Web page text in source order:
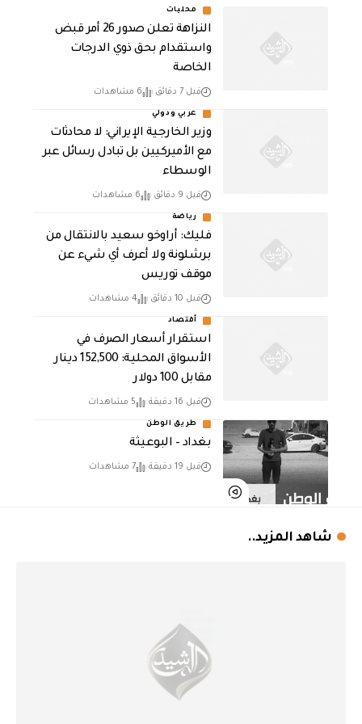
محليات
النزاهة تعلن صدور 26 أمر قبض
واستقدام بحق ذوي الدرجات
الخاصة
قبل 7 دقائق 6 مشاهدات
عربي ودولي
‏وزير الخارجية الإيراني: لا محادثات
مع الأميركيين بل تبادل رسائل عبر
الوسطاء
قبل 9 دقائق 6 مشاهدات
رياضة
فليك: أراوخو سعيد بالانتقال من
برشلونة ولا أعرف أي شيء عن
موقف توريس
قبل 10 دقائق 4 مشاهدات
أقتصاد
استقرار أسعار الصرف في
الأسواق المحلية: 152,500 دينار
مقابل 100 دولار
قبل 16 دقيقة 5 مشاهدات
طريق الوطن
بغداد – البوعيثة
قبل 19 دقيقة 7 مشاهدات
شاهد المزيد..